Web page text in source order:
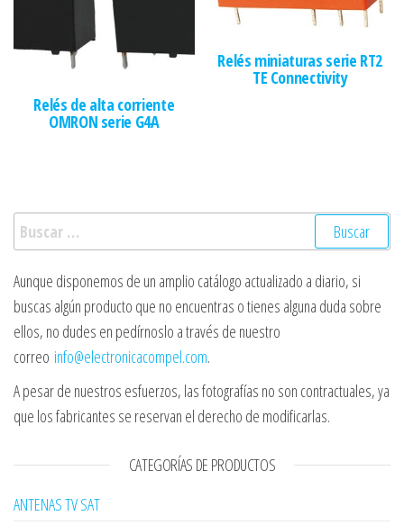
Relés de alta corriente
OMRON serie G4A
Relés miniaturas serie RT2
TE Connectivity
Buscar:
Aunque disponemos de un amplio catálogo actualizado a diario, si
buscas algún producto que no encuentras o tienes alguna duda sobre
ellos, no dudes en pedírnoslo a través de nuestro
correo info@electronicacompel.com.
A pesar de nuestros esfuerzos, las fotografías no son contractuales, ya
que los fabricantes se reservan el derecho de modificarlas.
CATEGORÍAS DE PRODUCTOS
ANTENAS TV SAT